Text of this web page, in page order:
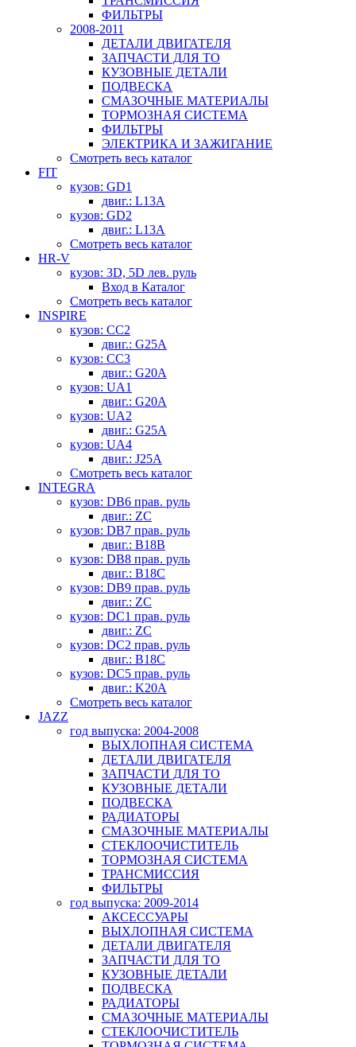
ФИЛЬТРЫ
2008-2011
ДЕТАЛИ ДВИГАТЕЛЯ
ЗАПЧАСТИ ДЛЯ ТО
КУЗОВНЫЕ ДЕТАЛИ
ПОДВЕСКА
СМАЗОЧНЫЕ МАТЕРИАЛЫ
ТОРМОЗНАЯ СИСТЕМА
ФИЛЬТРЫ
ЭЛЕКТРИКА И ЗАЖИГАНИЕ
Смотреть весь каталог
FIT
кузов: GD1
двиг.: L13A
кузов: GD2
двиг.: L13A
Смотреть весь каталог
HR-V
кузов: 3D, 5D лев. руль
Вход в Каталог
Смотреть весь каталог
INSPIRE
кузов: CC2
двиг.: G25A
кузов: CC3
двиг.: G20A
кузов: UA1
двиг.: G20A
кузов: UA2
двиг.: G25A
кузов: UA4
двиг.: J25A
Смотреть весь каталог
INTEGRA
кузов: DB6 прав. руль
двиг.: ZC
кузов: DB7 прав. руль
двиг.: B18B
кузов: DB8 прав. руль
двиг.: B18C
кузов: DB9 прав. руль
двиг.: ZC
кузов: DC1 прав. руль
двиг.: ZC
кузов: DC2 прав. руль
двиг.: B18C
кузов: DC5 прав. руль
двиг.: K20A
Смотреть весь каталог
JAZZ
год выпуска: 2004-2008
ВЫХЛОПНАЯ СИСТЕМА
ДЕТАЛИ ДВИГАТЕЛЯ
ЗАПЧАСТИ ДЛЯ ТО
КУЗОВНЫЕ ДЕТАЛИ
ПОДВЕСКА
РАДИАТОРЫ
СМАЗОЧНЫЕ МАТЕРИАЛЫ
СТЕКЛООЧИСТИТЕЛЬ
ТОРМОЗНАЯ СИСТЕМА
ТРАНСМИССИЯ
ФИЛЬТРЫ
год выпуска: 2009-2014
АКСЕССУАРЫ
ВЫХЛОПНАЯ СИСТЕМА
ДЕТАЛИ ДВИГАТЕЛЯ
ЗАПЧАСТИ ДЛЯ ТО
КУЗОВНЫЕ ДЕТАЛИ
ПОДВЕСКА
РАДИАТОРЫ
СМАЗОЧНЫЕ МАТЕРИАЛЫ
СТЕКЛООЧИСТИТЕЛЬ